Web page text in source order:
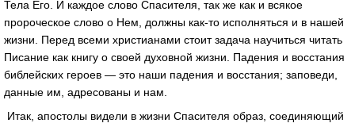
Тела Его. И каждое слово Спасителя, так же как и всякое
пророческое слово о Нем, должны как-то исполняться и в нашей
жизни. Перед всеми христианами стоит задача научиться читать
Писание как книгу о своей духовной жизни. Падения и восстания
библейских героев — это наши падения и восстания; заповеди,
данные им, адресованы и нам.
Итак, апостолы видели в жизни Спасителя образ, соединяющий